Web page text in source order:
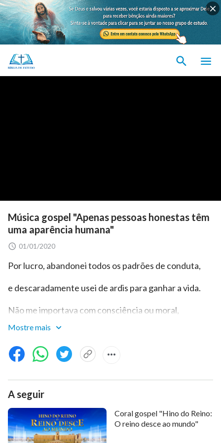
Música gospel "Apenas pessoas honestas têm
uma aparência humana"
01/01/2020
Por lucro, abandonei todos os padrões de conduta,
e descaradamente usei de ardis para ganhar a vida.
Não me importava com consciência ou moral,
nada de integridade ou dignidade.
Vivia só para saciar minha luxúria e ganância sempre
Com coração inquieto, lutei em um pântano de
pecados,
sem poder escapar dessa escuridão sem limites.
Mostre mais
A seguir
Coral gospel "Hino do Reino:
O reino desce ao mundo"